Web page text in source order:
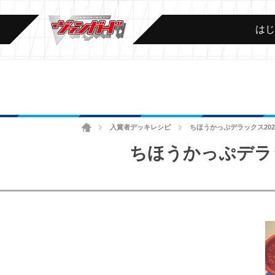
は
ホーム 入賞者デッキレシピ ちほうかっぷデラックス
ちほうかっぷデ